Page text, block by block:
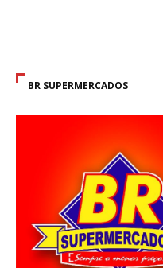
BR SUPERMERCADOS